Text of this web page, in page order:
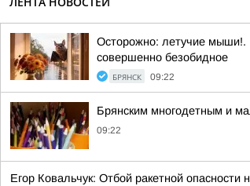
Осторожно: летучие мыши!.
совершенно безобидное
БРЯНСК 09:22
Брянским многодетным и
09:22
Егор Ковальчук: Отбой ракетной опасности